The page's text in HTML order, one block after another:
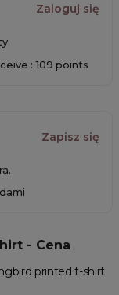
Zaloguj się
: 109 points
Zapisz się
- Cena
printed t-shirt